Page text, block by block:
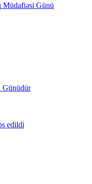
Müdafiəsi Günü
Günüdür
edildi